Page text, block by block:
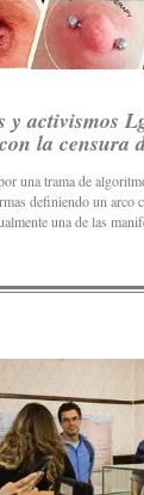
y activismos
la censura
una trama de
definiendo un arco
una de las